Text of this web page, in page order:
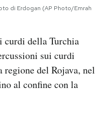
di Erdogan (AP Photo/Emrah
curdi della Turchia
sui curdi
del Rojava, nel
al confine con la